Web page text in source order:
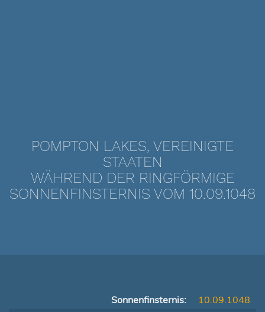
POMPTON LAKES, VEREINIGTE
STAATEN
WÄHREND DER RINGFÖRMIGE
SONNENFINSTERNIS VOM 10.09.1048
Sonnenfinsternis:
10.09.1048